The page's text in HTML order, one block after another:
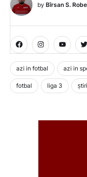
by Bîrsan S.
azi in fotbal azi in
fotbal liga 3